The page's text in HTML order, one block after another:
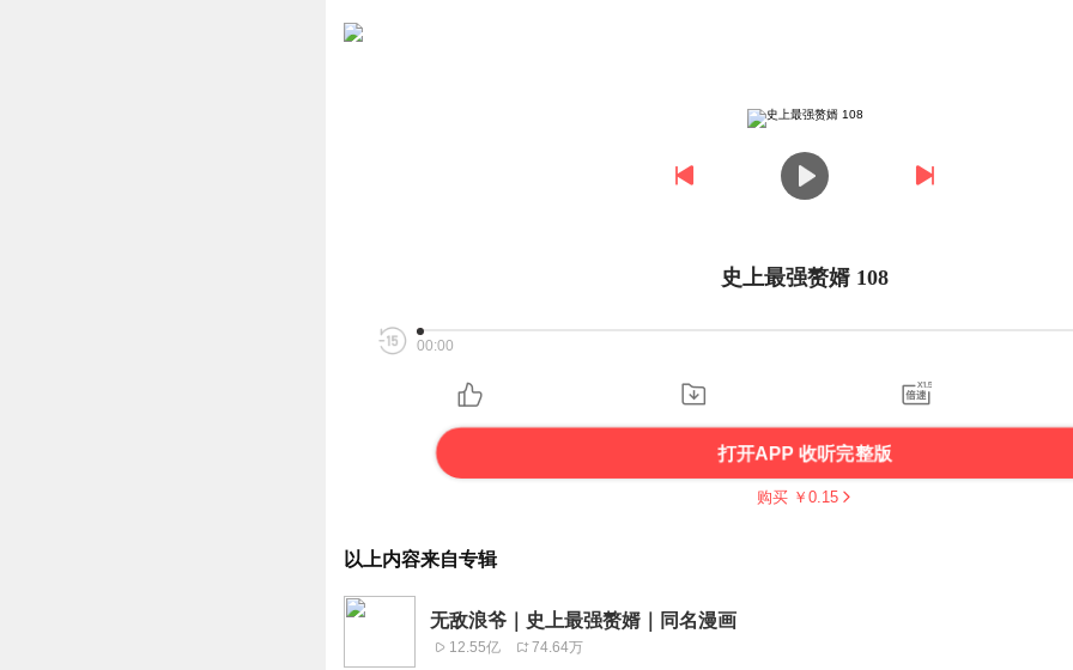
史上最强赘婿 108
00:00
打开APP 收听完整版
购买 ￥ 0.15
以上内容来自专辑
无敌浪爷｜史上最强赘婿｜同名漫画
12.55亿 74.64万